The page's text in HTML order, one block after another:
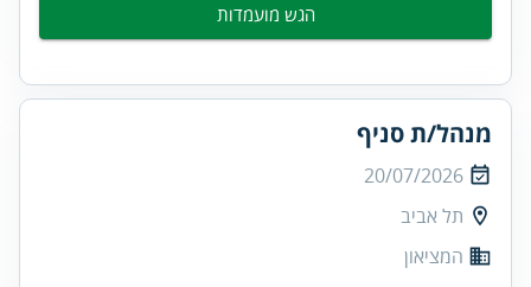
הגש מועמדות
מנהל/ת סניף
20/07/2026
תל אביב
המציאון